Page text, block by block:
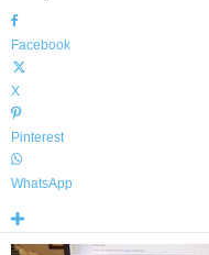
Facebook
X
Pinterest
WhatsApp